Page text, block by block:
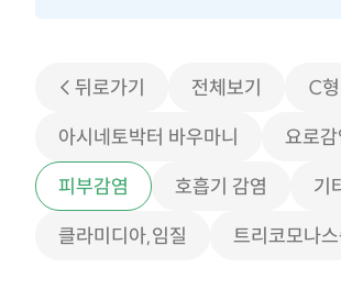
< 뒤로가기 전체보기 C
아시네토박터 바우마니
요로감
피부감염
호흡기 감염 기
클라미디아,임질
트리코모나